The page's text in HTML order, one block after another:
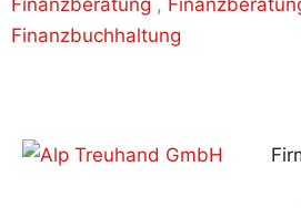
Finanzberatung ,
Finanzbuchhaltung